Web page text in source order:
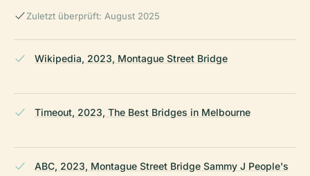
Zuletzt überprüft: August 2025
Wikipedia, 2023, Montague Street Bridge
Timeout, 2023, The Best Bridges in Melbourne
ABC, 2023, Montague Street Bridge Sammy J People's